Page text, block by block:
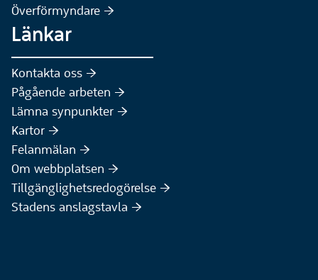
Överförmyndare :höger:
Länkar
Kontakta oss :höger:
Pågående arbeten :höger:
Lämna synpunkter :höger:
Kartor :höger:
Felanmälan :höger:
Om webbplatsen :höger:
Tillgänglighetsredogörelse :höger:
Stadens anslagstavla :höger: